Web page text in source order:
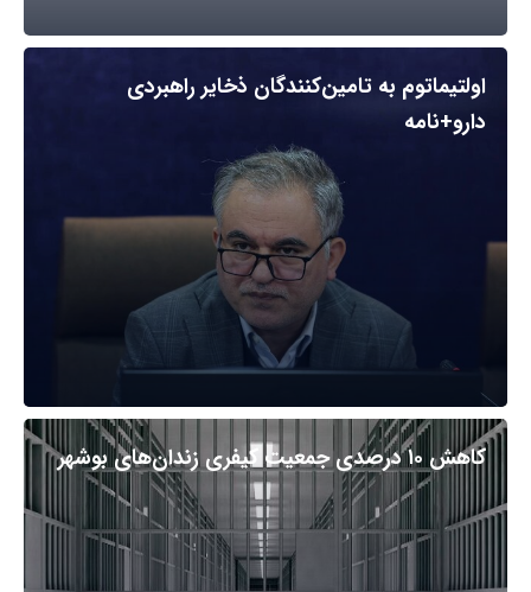
اولتیماتوم به تامین‌کنندگان ذخایر راهبردی
دارو+نامه
کاهش ۱۰ درصدی جمعیت کیفری زندان‌های بوشهر